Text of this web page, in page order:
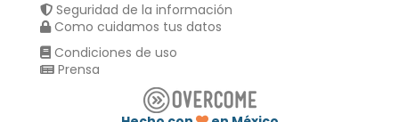
Seguridad de la información
Como cuidamos tus datos
Condiciones de uso
Prensa